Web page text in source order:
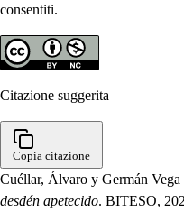
consentiti.
Citazione suggerita
Copia citazione
Cuéllar, Álvaro y Germán
desdén apetecido. BITESO,